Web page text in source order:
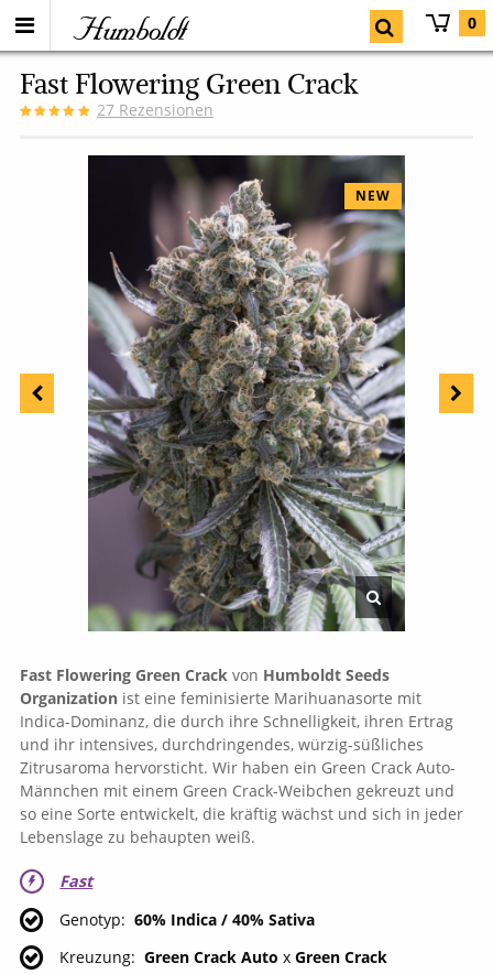
Humboldt 0
Fast Flowering Green Crack
27Rezensionen
NEW
Fast Flowering Green Crackvon Humboldt Seeds
Organizationist eine feminisierte Marihuanasorte mit
Indica-Dominanz, die durch ihre Schnelligkeit, ihren Ertrag
und ihr intensives, durchdringendes, würzig-süßliches
Zitrusaroma hervorsticht. Wir haben ein Green Crack Auto-
Männchen mit einem Green Crack-Weibchen gekreuzt und
so eine Sorte entwickelt, die kräftig wächst und sich in jeder
Lebenslage zu behaupten weiß.
Fast
Genotyp
60% Indica / 40% Sativa
Kreuzung
Green Crack Auto xGreen Crack